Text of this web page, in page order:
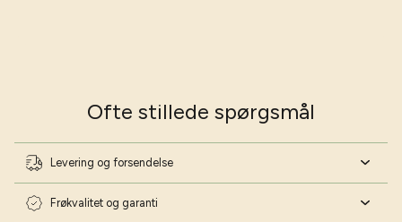
Ofte stillede spørgsmål
Levering og forsendelse
Frøkvalitet og garanti